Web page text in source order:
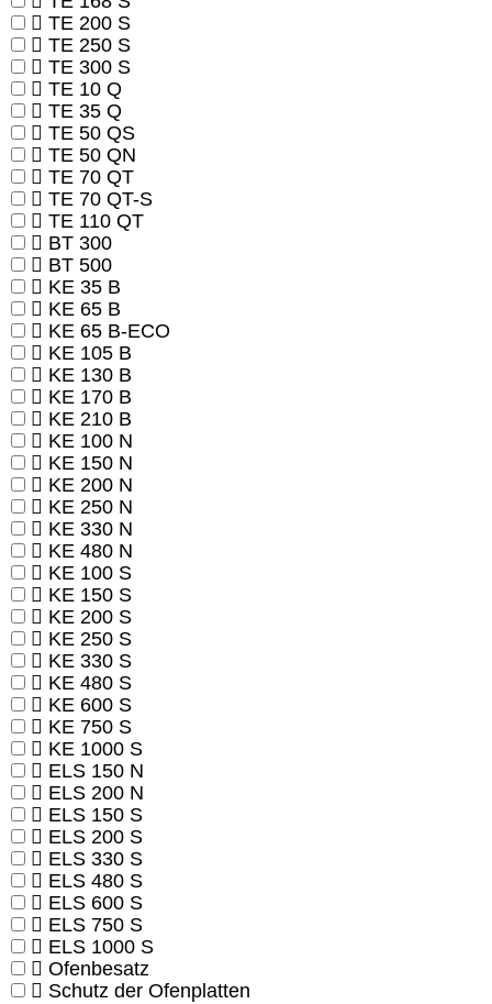
TE 200 S
TE 250 S
TE 300 S
TE 10 Q
TE 35 Q
TE 50 QS
TE 50 QN
TE 70 QT
TE 70 QT-S
TE 110 QT
BT 300
BT 500
KE 35 B
KE 65 B
KE 65 B-ECO
KE 105 B
KE 130 B
KE 170 B
KE 210 B
KE 100 N
KE 150 N
KE 200 N
KE 250 N
KE 330 N
KE 480 N
KE 100 S
KE 150 S
KE 200 S
KE 250 S
KE 330 S
KE 480 S
KE 600 S
KE 750 S
KE 1000 S
ELS 150 N
ELS 200 N
ELS 150 S
ELS 200 S
ELS 330 S
ELS 480 S
ELS 600 S
ELS 750 S
ELS 1000 S
Ofenbesatz
Schutz der Ofenplatten